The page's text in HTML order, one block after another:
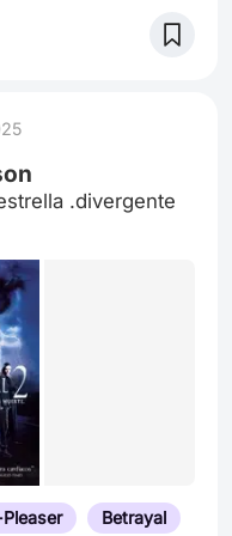
a ver los restos
Betrayal